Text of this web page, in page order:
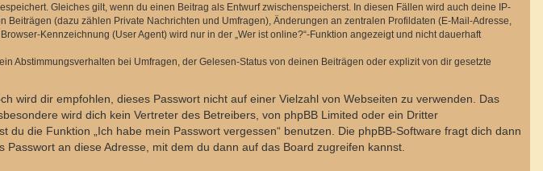
Gleiches gilt, wenn du einen Beitrag als Entwurf zwischenspeicherst. In diesen Fällen wird auch deine IP-
(dazu zählen Private Nachrichten und Umfragen), Änderungen an zentralen Profildaten (E-Mail-Adresse,
Kennzeichnung (User Agent) wird nur in der „Wer ist online?“-Funktion angezeigt und nicht dauerhaft
bei Umfragen, der Gelesen-Status von deinen Beiträgen oder explizit von dir gesetzte
wird dir empfohlen, dieses Passwort nicht auf einer Vielzahl von Webseiten zu verwenden. Das
wird dich kein Vertreter des Betreibers, von phpBB Limited oder ein Dritter
die Funktion „Ich habe mein Passwort vergessen“ benutzen. Die phpBB-Software fragt dich dann
an diese Adresse, mit dem du dann auf das Board zugreifen kannst.